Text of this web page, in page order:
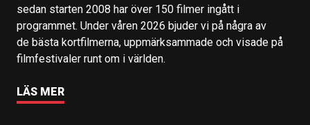
sedan starten 2008 har över 150 filmer ingått i
programmet. Under våren 2026 bjuder vi på några av
de bästa kortfilmerna, uppmärksammade och visade på
filmfestivaler runt om i världen.
LÄS MER